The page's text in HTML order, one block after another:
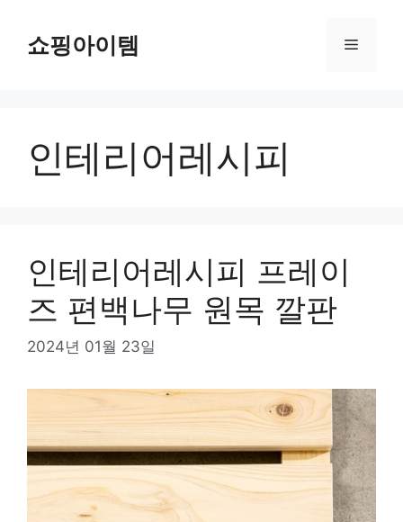
쇼핑아이템 메
인테리어레시피
인테리어레시피 프레이
즈 편백나무 원목 깔판
2024년 01월 23일